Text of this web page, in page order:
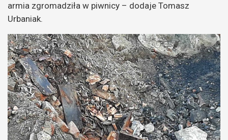
armia zgromadziła w piwnicy – dodaje Tomasz
Urbaniak.